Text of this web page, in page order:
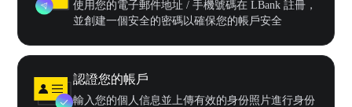
使用您的電子郵件地址 / 手機號碼在 LBank 註冊，
並創建一個安全的密碼以確保您的帳戶安全
認證您的帳戶
輸入您的個人信息並上傳有效的身份照片進行身份